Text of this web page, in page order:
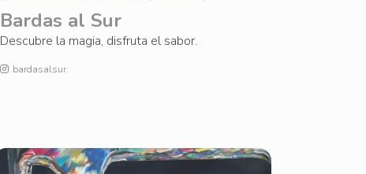
Bardas al Sur
Descubre la magia, disfruta el sabor.
bardasalsur